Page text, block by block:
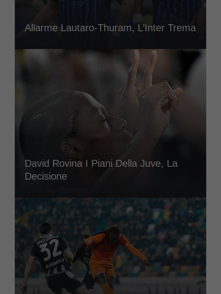
Allarme Lautaro-Thuram, L’Inter Trema
David Rovina I Piani Della Juve, La
Decisione